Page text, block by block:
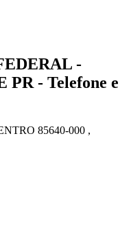
-
PR - Telefone e
85640-000 ,